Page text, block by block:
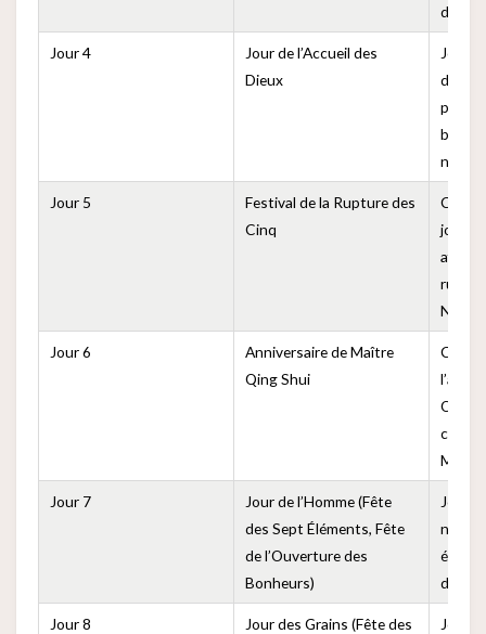
dans
Jour 4
Jour de l’Accueil des
Dieux
Jour
dieux
priant
Jour 5
Festival de la Rupture des
Cinq
jour
Jour 6
Anniversaire de Maître
Qing Shui
Qing
Jour 7
Jour de l’Homme (Fête
des Sept Éléments, Fête
de l’Ouverture des
Bonheurs)
Jour
Jour 8
Jour des Grains (Fête des
Jour